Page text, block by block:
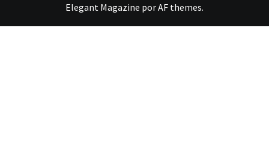
Elegant Magazine porAF themes.